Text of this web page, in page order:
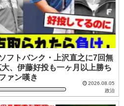
フトバンク・上沢直之に7回無
、伊藤好投も一ヶ月以上勝ち
ァン嘆き
2026.08.05
政治